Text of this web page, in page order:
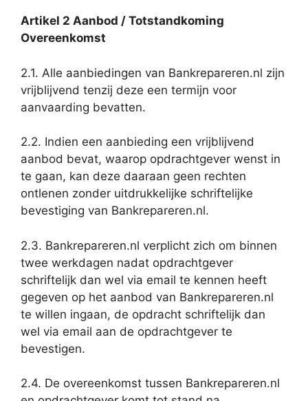
Artikel 2 Aanbod / Totstandkoming
Overeenkomst
2.1. Alle aanbiedingen van Bankrepareren.nl zijn
vrijblijvend tenzij deze een termijn voor
aanvaarding bevatten.
2.2. Indien een aanbieding een vrijblijvend
aanbod bevat, waarop opdrachtgever wenst in
te gaan, kan deze daaraan geen rechten
ontlenen zonder uitdrukkelijke schriftelijke
bevestiging van Bankrepareren.nl.
2.3. Bankrepareren.nl verplicht zich om binnen
twee werkdagen nadat opdrachtgever
schriftelijk dan wel via email te kennen heeft
gegeven op het aanbod van Bankrepareren.nl
te willen ingaan, de opdracht schriftelijk dan
wel via email aan de opdrachtgever te
bevestigen.
2.4. De overeenkomst tussen Bankrepareren.nl